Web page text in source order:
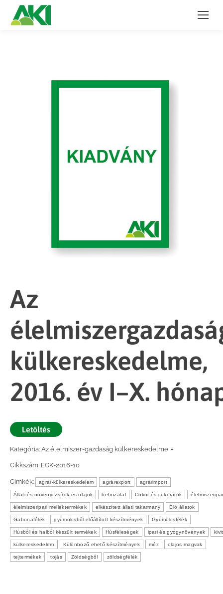
Az
külkereskedelme,
2016. év I–X.
Letöltés
Kategória: Az élelmiszer-gazdaság külkereskedelme
Cikkszám: EGK-2016-10
Címkék: agrár-külkereskedelem agrárexport agrárimport
Állati és növényi zsírok és olajok behozatal Cukor és cukoráruk
élelmiszeripari melléktermékek elkészített állati takarmány Élő állatok
Gabonafélék gyümölcsből előállított készítmények Gyümölcsfélék
Húsból és halból készült termékek Húsféleségek ipari és gyógynövények
külkereskedelem Különböző ehető készítmények méz olajos magvak
tejtermékek tojás Zöldségből zöldségfélék